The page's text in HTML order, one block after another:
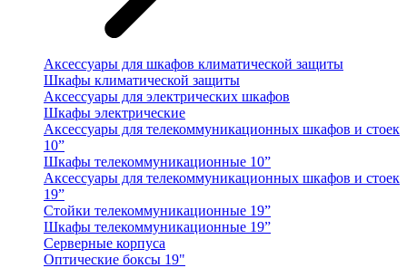
Аксессуары для шкафов климатической защиты
Шкафы климатической защиты
Аксессуары для электрических шкафов
Шкафы электрические
Аксессуары для телекоммуникационных шкафов и стоек
10”
Шкафы телекоммуникационные 10”
Аксессуары для телекоммуникационных шкафов и стоек
19”
Стойки телекоммуникационные 19”
Шкафы телекоммуникационные 19”
Серверные корпуса
Оптические боксы 19"